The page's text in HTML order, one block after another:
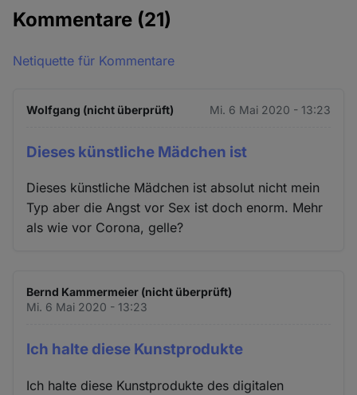
Kommentare (21)
Netiquette für Kommentare
Wolfgang (nicht überprüft) Mi. 6 Mai 2020 - 13:23
Dieses künstliche Mädchen ist
Dieses künstliche Mädchen ist absolut nicht mein
Typ aber die Angst vor Sex ist doch enorm. Mehr
als wie vor Corona, gelle?
Bernd Kammermeier (nicht überprüft)
Mi. 6 Mai 2020 - 13:23
Ich halte diese Kunstprodukte
Ich halte diese Kunstprodukte des digitalen